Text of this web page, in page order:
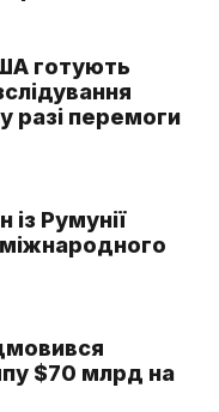
готують
разі перемоги
із Румунії
$70 млрд на